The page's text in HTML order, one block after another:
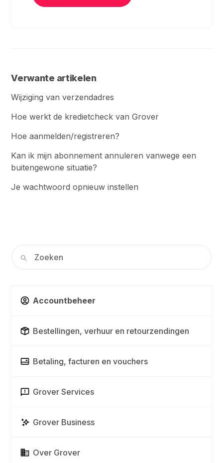
Accountbeheer
Bestellingen, verhuur en retourzendingen
Betaling, facturen en vouchers
Grover Services
Grover Business
Over Grover
Verwante artikelen
Wijziging van verzendadres
Hoe werkt de kredietcheck van Grover
Hoe aanmelden/registreren?
Kan ik mijn abonnement annuleren vanwege een
buitengewone situatie?
Je wachtwoord opnieuw instellen